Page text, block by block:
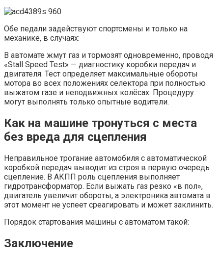
Обе педали задействуют спортсмены и только на
механике, в случаях:
В автомате жмут газ и тормозят одновременно, проводя
«Stall Speed Test» — диагностику коробки передач и
двигателя. Тест определяет максимальные обороты
мотора во всех положениях селектора при полностью
выжатом газе и неподвижных колёсах. Процедуру
могут выполнять только опытные водители.
Как на машине тронуться с места
без вреда для сцепления
Неправильное трогание автомобиля с автоматической
коробкой передач выводит из строя в первую очередь
сцепление. В АКПП роль сцепления выполняет
гидротрансформатор. Если выжать газ резко «в пол»,
двигатель увеличит обороты, а электроника автомата в
этот момент не успеет среагировать и может заклинить.
Порядок стартования машины с автоматом такой:
Заключение